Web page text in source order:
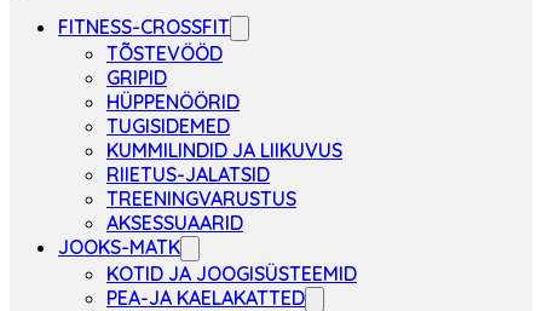
FITNESS-CROSSFIT
TÕSTEVÖÖD
GRIPID
HÜPPENÖÖRID
TUGISIDEMED
KUMMILINDID JA LIIKUVUS
RIIETUS-JALATSID
TREENINGVARUSTUS
AKSESSUAARID
JOOKS-MATK
KOTID JA JOOGISÜSTEEMID
PEA-JA KAELAKATTED